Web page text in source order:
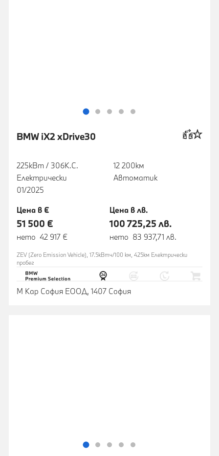
BMW iX2 xDrive30
225кВт / 306К.С.
Електрически
01/2025
12 200км
Автоматик
Цена в €
51 500 €
нето 42 917 €
Цена в лв.
100 725,25 лв.
нето 83 937,71 лв.
ZEV (Zero Emission Vehicle), 17.5кВтч/100 км, 425км Eлектрически
пробег
М Кар София ЕООД, 1407 София